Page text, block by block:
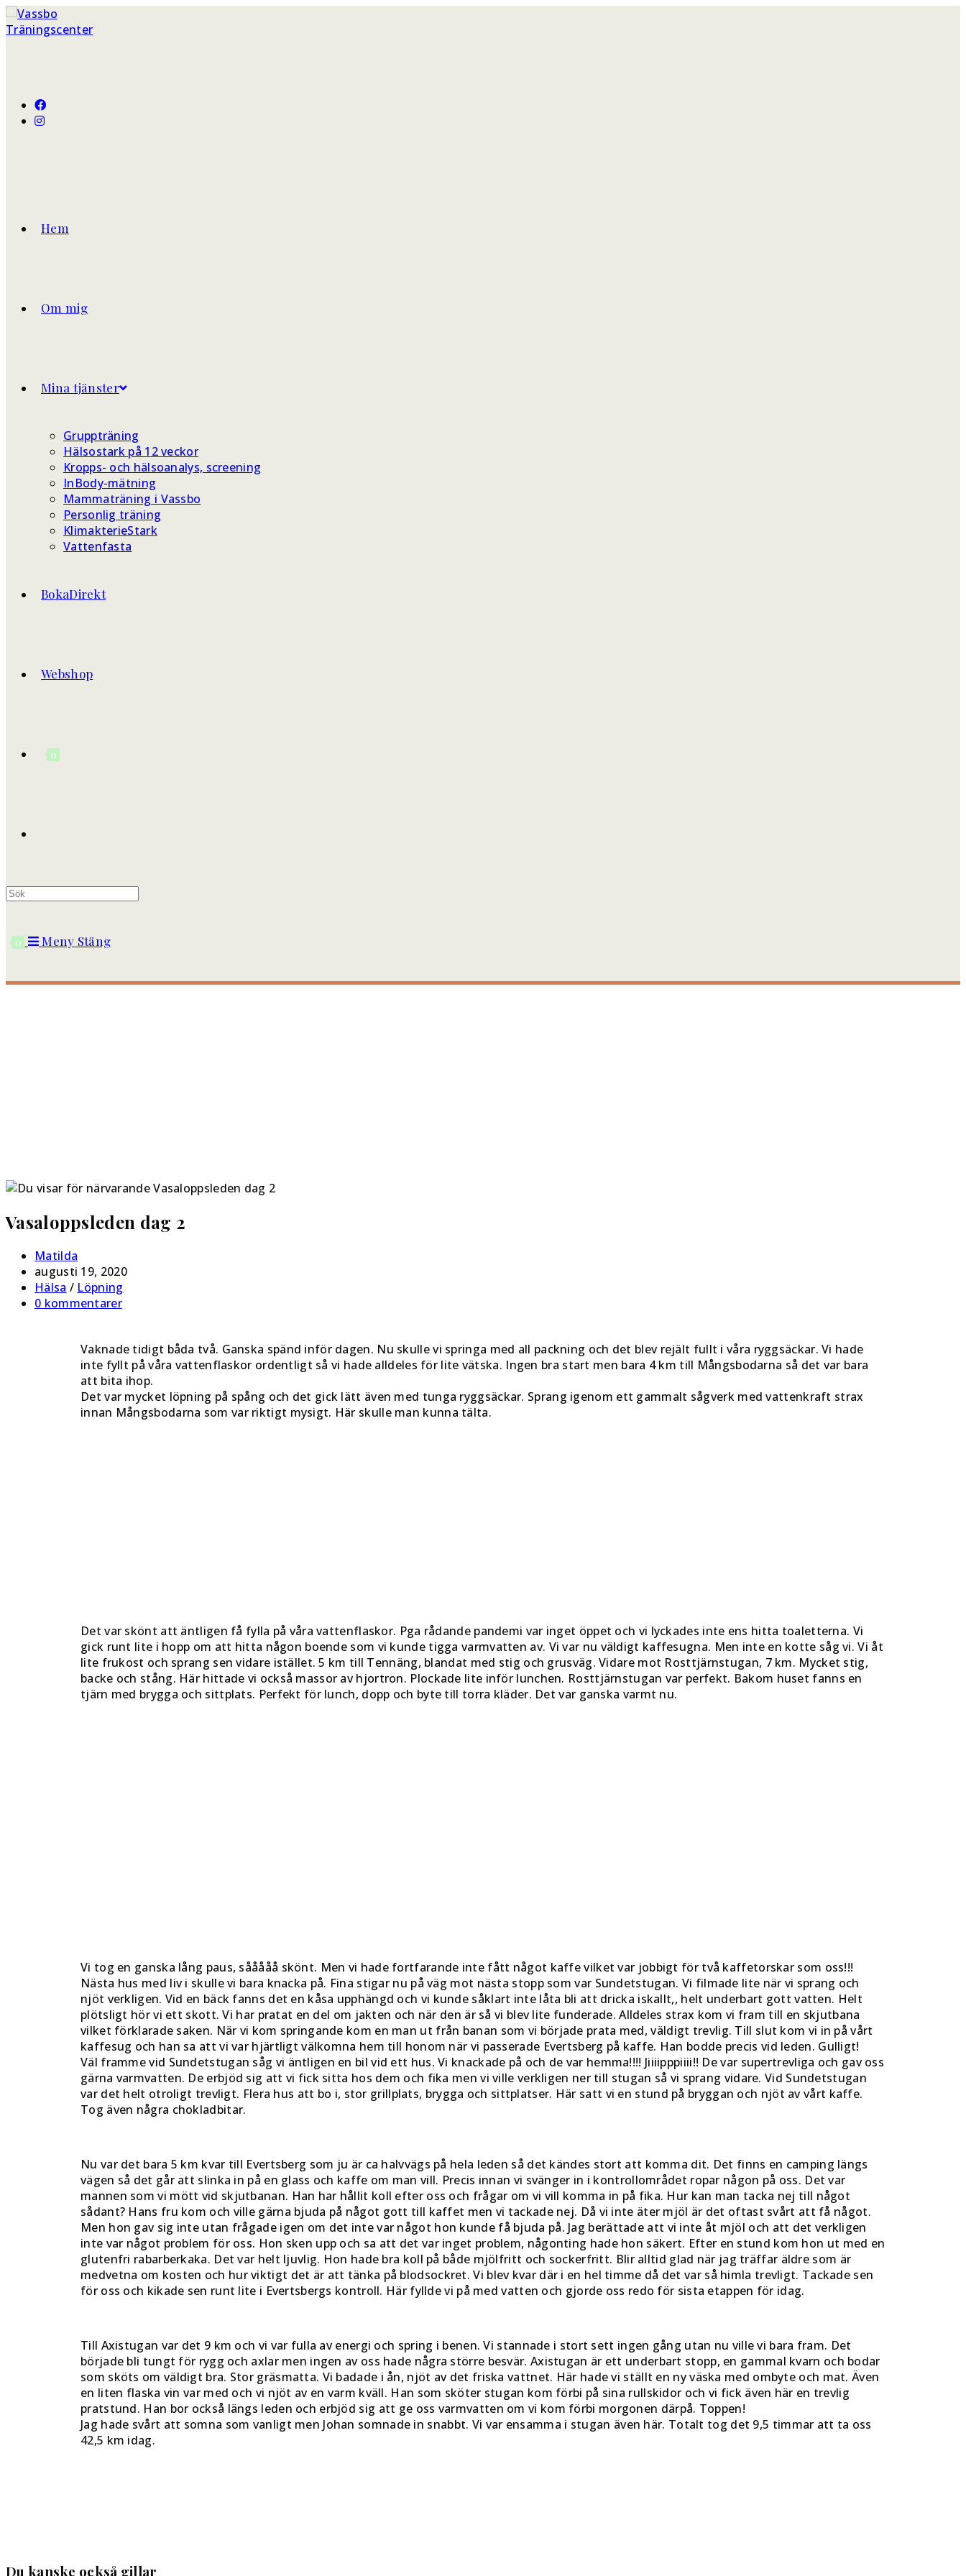
Hem
Om mig
Mina tjänster
Gruppträning
Hälsostark på 12 veckor
Kropps- och hälsoanalys, screening
InBody-mätning
Mammaträning i Vassbo
Personlig träning
KlimakterieStark
Vattenfasta
BokaDirekt
Webshop
0
0 Meny Stäng
Vasaloppsleden dag 2
Matilda
augusti 19, 2020
Hälsa / Löpning
0 kommentarer
Vaknade tidigt båda två. Ganska spänd inför dagen. Nu skulle vi springa med all packning och det blev rejält fullt i våra ryggsäckar. Vi hade
inte fyllt på våra vattenflaskor ordentligt så vi hade alldeles för lite vätska. Ingen bra start men bara 4 km till Mångsbodarna så det var bara
att bita ihop.
Det var mycket löpning på spång och det gick lätt även med tunga ryggsäckar. Sprang igenom ett gammalt sågverk med vattenkraft strax
innan Mångsbodarna som var riktigt mysigt. Här skulle man kunna tälta.
Det var skönt att äntligen få fylla på våra vattenflaskor. Pga rådande pandemi var inget öppet och vi lyckades inte ens hitta toaletterna. Vi
gick runt lite i hopp om att hitta någon boende som vi kunde tigga varmvatten av. Vi var nu väldigt kaffesugna. Men inte en kotte såg vi. Vi åt
lite frukost och sprang sen vidare istället. 5 km till Tennäng, blandat med stig och grusväg. Vidare mot Rosttjärnstugan, 7 km. Mycket stig,
backe och stång. Här hittade vi också massor av hjortron. Plockade lite inför lunchen. Rosttjärnstugan var perfekt. Bakom huset fanns en
tjärn med brygga och sittplats. Perfekt för lunch, dopp och byte till torra kläder. Det var ganska varmt nu.
Vi tog en ganska lång paus, sååååå skönt. Men vi hade fortfarande inte fått något kaffe vilket var jobbigt för två kaffetorskar som oss!!!
Nästa hus med liv i skulle vi bara knacka på. Fina stigar nu på väg mot nästa stopp som var Sundetstugan. Vi filmade lite när vi sprang och
njöt verkligen. Vid en bäck fanns det en kåsa upphängd och vi kunde såklart inte låta bli att dricka iskallt,, helt underbart gott vatten. Helt
plötsligt hör vi ett skott. Vi har pratat en del om jakten och när den är så vi blev lite funderade. Alldeles strax kom vi fram till en skjutbana
vilket förklarade saken. När vi kom springande kom en man ut från banan som vi började prata med, väldigt trevlig. Till slut kom vi in på vårt
kaffesug och han sa att vi var hjärtligt välkomna hem till honom när vi passerade Evertsberg på kaffe. Han bodde precis vid leden. Gulligt!
Väl framme vid Sundetstugan såg vi äntligen en bil vid ett hus. Vi knackade på och de var hemma!!!! Jiiiipppiiii!! De var supertrevliga och gav oss
gärna varmvatten. De erbjöd sig att vi fick sitta hos dem och fika men vi ville verkligen ner till stugan så vi sprang vidare. Vid Sundetstugan
var det helt otroligt trevligt. Flera hus att bo i, stor grillplats, brygga och sittplatser. Här satt vi en stund på bryggan och njöt av vårt kaffe.
Tog även några chokladbitar.
Nu var det bara 5 km kvar till Evertsberg som ju är ca halvvägs på hela leden så det kändes stort att komma dit. Det finns en camping längs
vägen så det går att slinka in på en glass och kaffe om man vill. Precis innan vi svänger in i kontrollområdet ropar någon på oss. Det var
mannen som vi mött vid skjutbanan. Han har hållit koll efter oss och frågar om vi vill komma in på fika. Hur kan man tacka nej till något
sådant? Hans fru kom och ville gärna bjuda på något gott till kaffet men vi tackade nej. Då vi inte äter mjöl är det oftast svårt att få något.
Men hon gav sig inte utan frågade igen om det inte var något hon kunde få bjuda på. Jag berättade att vi inte åt mjöl och att det verkligen
inte var något problem för oss. Hon sken upp och sa att det var inget problem, någonting hade hon säkert. Efter en stund kom hon ut med en
glutenfri rabarberkaka. Det var helt ljuvlig. Hon hade bra koll på både mjölfritt och sockerfritt. Blir alltid glad när jag träffar äldre som är
medvetna om kosten och hur viktigt det är att tänka på blodsockret. Vi blev kvar där i en hel timme då det var så himla trevligt. Tackade sen
för oss och kikade sen runt lite i Evertsbergs kontroll. Här fyllde vi på med vatten och gjorde oss redo för sista etappen för idag.
Till Axistugan var det 9 km och vi var fulla av energi och spring i benen. Vi stannade i stort sett ingen gång utan nu ville vi bara fram. Det
började bli tungt för rygg och axlar men ingen av oss hade några större besvär. Axistugan är ett underbart stopp, en gammal kvarn och bodar
som sköts om väldigt bra. Stor gräsmatta. Vi badade i ån, njöt av det friska vattnet. Här hade vi ställt en ny väska med ombyte och mat. Även
en liten flaska vin var med och vi njöt av en varm kväll. Han som sköter stugan kom förbi på sina rullskidor och vi fick även här en trevlig
pratstund. Han bor också längs leden och erbjöd sig att ge oss varmvatten om vi kom förbi morgonen därpå. Toppen!
Jag hade svårt att somna som vanligt men Johan somnade in snabbt. Vi var ensamma i stugan även här. Totalt tog det 9,5 timmar att ta oss
42,5 km idag.
Du kanske också gillar